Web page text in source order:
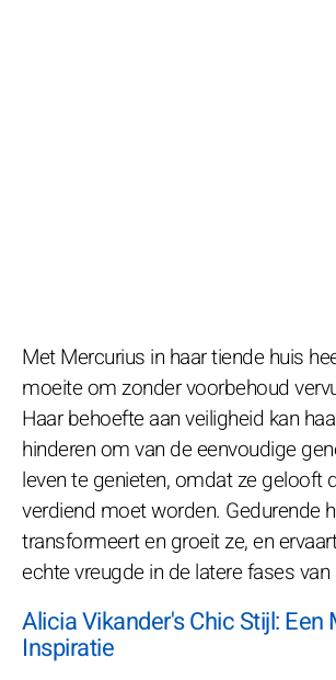
Met Mercurius in haar tiende huis
moeite om zonder voorbehoud
Haar behoefte aan veiligheid kan
hinderen om van de eenvoudige
leven te genieten, omdat ze gelooft
verdiend moet worden. Gedurende
transformeert en groeit ze, en
echte vreugde in de latere fases van
Alicia Vikander's Chic Stijl: Een
Inspiratie